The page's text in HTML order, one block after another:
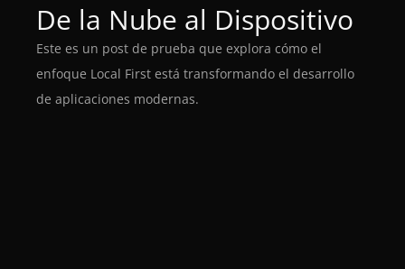
De la Nube al Dispositivo
Este es un post de prueba que explora cómo el
enfoque Local First está transformando el desarrollo
de aplicaciones modernas.